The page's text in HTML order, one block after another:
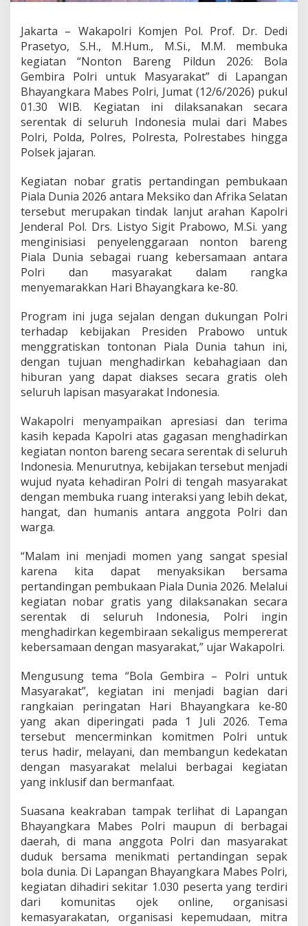
l
a
D
i
a
2
0
e
r
e
n
t
a
k
i
S
l
u
r
u
h
n
o
n
e
s
i
a
Jakarta – Wakapolri Komjen Pol. Prof. Dr. Dedi
Prasetyo, S.H., M.Hum., M.Si., M.M. membuka
kegiatan “Nonton Bareng Pildun 2026: Bola
Gembira Polri untuk Masyarakat” di Lapangan
Bhayangkara Mabes Polri, Jumat (12/6/2026) pukul
01.30 WIB. Kegiatan ini dilaksanakan secara
serentak di seluruh Indonesia mulai dari Mabes
Polri, Polda, Polres, Polresta, Polrestabes hingga
Polsek jajaran.
Kegiatan nobar gratis pertandingan pembukaan
Piala Dunia 2026 antara Meksiko dan Afrika Selatan
tersebut merupakan tindak lanjut arahan Kapolri
Jenderal Pol. Drs. Listyo Sigit Prabowo, M.Si. yang
menginisiasi penyelenggaraan nonton bareng
Piala Dunia sebagai ruang kebersamaan antara
Polri dan masyarakat dalam rangka
menyemarakkan Hari Bhayangkara ke-80.
Program ini juga sejalan dengan dukungan Polri
terhadap kebijakan Presiden Prabowo untuk
menggratiskan tontonan Piala Dunia tahun ini,
dengan tujuan menghadirkan kebahagiaan dan
hiburan yang dapat diakses secara gratis oleh
seluruh lapisan masyarakat Indonesia.
Wakapolri menyampaikan apresiasi dan terima
kasih kepada Kapolri atas gagasan menghadirkan
kegiatan nonton bareng secara serentak di seluruh
Indonesia. Menurutnya, kebijakan tersebut menjadi
wujud nyata kehadiran Polri di tengah masyarakat
dengan membuka ruang interaksi yang lebih dekat,
hangat, dan humanis antara anggota Polri dan
warga.
“Malam ini menjadi momen yang sangat spesial
karena kita dapat menyaksikan bersama
pertandingan pembukaan Piala Dunia 2026. Melalui
kegiatan nobar gratis yang dilaksanakan secara
serentak di seluruh Indonesia, Polri ingin
menghadirkan kegembiraan sekaligus mempererat
kebersamaan dengan masyarakat,” ujar Wakapolri.
Mengusung tema “Bola Gembira – Polri untuk
Masyarakat”, kegiatan ini menjadi bagian dari
rangkaian peringatan Hari Bhayangkara ke-80
yang akan diperingati pada 1 Juli 2026. Tema
tersebut mencerminkan komitmen Polri untuk
terus hadir, melayani, dan membangun kedekatan
dengan masyarakat melalui berbagai kegiatan
yang inklusif dan bermanfaat.
Suasana keakraban tampak terlihat di Lapangan
Bhayangkara Mabes Polri maupun di berbagai
daerah, di mana anggota Polri dan masyarakat
duduk bersama menikmati pertandingan sepak
bola dunia. Di Lapangan Bhayangkara Mabes Polri,
kegiatan dihadiri sekitar 1.030 peserta yang terdiri
dari komunitas ojek online, organisasi
kemasyarakatan, organisasi kepemudaan, mitra